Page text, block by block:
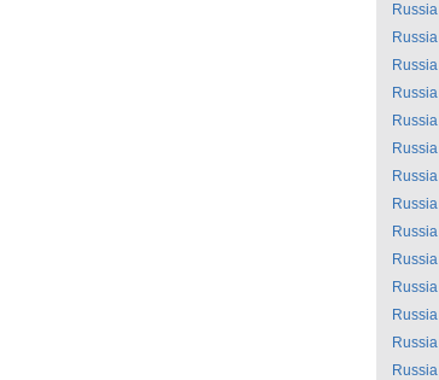
Russia
Russia
Russia
Russia
Russia
Russia
Russia
Russia
Russia
Russia
Russia
Russia
Russia
Russia